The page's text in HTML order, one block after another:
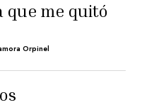
que me quitó
Orpinel